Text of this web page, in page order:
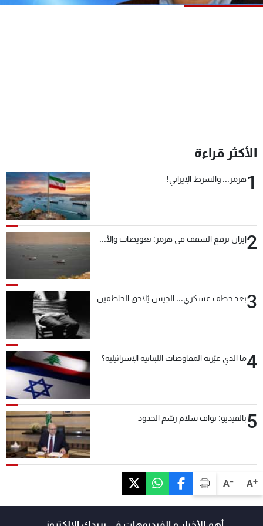
A+
A-
الأكثر قراءة
1هرمز... والشرط الإيراني!
2إيران ترفع السقف في هرمز: تعويضات وإلّا...
3بعد خطف عسكري... الجيش يُلاحق الخاطفين
4ما الذي غيّرته المفاوضات اللبنانية الإسرائيلية؟
5بالفيديو: نواف سلام رسّم الحدود